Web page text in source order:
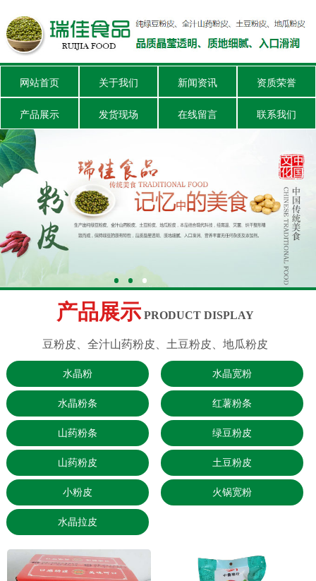
网站首页 关于我们 新闻资讯 资质荣誉
产品展示 发货现场 在线留言 联系我们
产品展示PRODUCT DISPLAY
豆粉皮、全汁山药粉皮、土豆粉皮、地瓜粉皮
水晶粉 水晶宽粉
水晶粉条 红薯粉条
山药粉条 绿豆粉皮
山药粉皮 土豆粉皮
小粉皮 火锅宽粉
水晶拉皮